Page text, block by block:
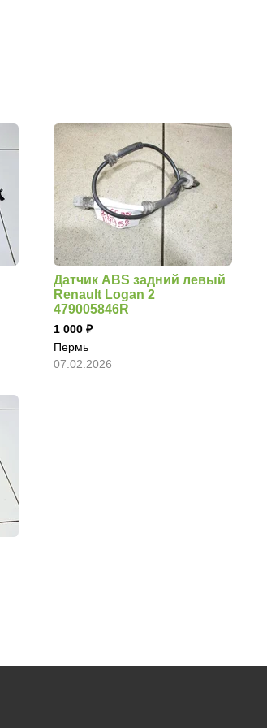
Датчик ABS задний левый
Renault Logan 2
479005846R
1 000
Пермь
07.02.2026